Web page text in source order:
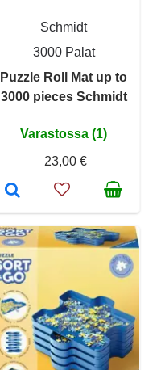
Schmidt
3000 Palat
Puzzle Roll Mat up to
3000 pieces Schmidt
Varastossa (1)
23,00 €